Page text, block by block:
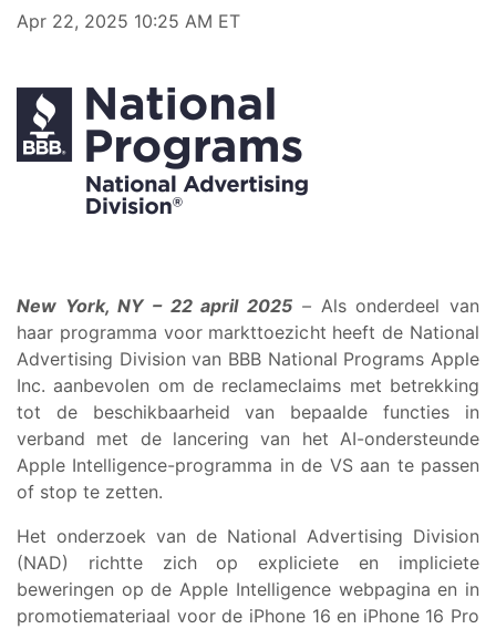
Apr 22, 2025 10:25 AM ET
New York, NY – 22 april 2025 – Als onderdeel van
haar programma voor markttoezicht heeft de National
Advertising Division van BBB National Programs Apple
Inc. aanbevolen om de reclameclaims met betrekking
tot de beschikbaarheid van bepaalde functies in
verband met de lancering van het AI-ondersteunde
Apple Intelligence-programma in de VS aan te passen
of stop te zetten.
Het onderzoek van de National Advertising Division
(NAD) richtte zich op expliciete en impliciete
beweringen op de Apple Intelligence webpagina en in
promotiemateriaal voor de iPhone 16 en iPhone 16 Pro